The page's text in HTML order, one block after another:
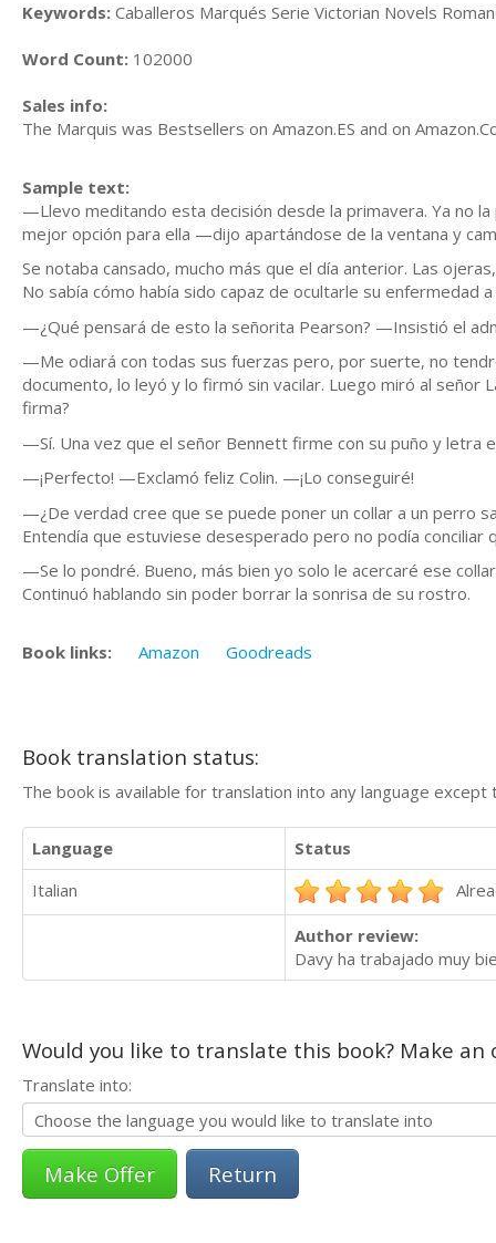
Keywords: Caballeros Marqués Serie Victorian Novels
Word Count: 102000
Sales info:
The Marquis was Bestsellers on Amazon.ES and on
Sample text:
—Llevo meditando esta decisión desde la primavera. Ya no
mejor opción para ella —dijo apartándose de la ventana y
Se notaba cansado, mucho más que el día anterior. Las
No sabía cómo había sido capaz de ocultarle su enfermedad
—¿Qué pensará de esto la señorita Pearson? —Insistió el
—Me odiará con todas sus fuerzas pero, por suerte, no
documento, lo leyó y lo firmó sin vacilar. Luego miró al
firma?
—Sí. Una vez que el señor Bennett firme con su puño y
—¡Perfecto! —Exclamó feliz Colin. —¡Lo conseguiré!
—¿De verdad cree que se puede poner un collar a un perro
Entendía que estuviese desesperado pero no podía
—Se lo pondré. Bueno, más bien yo solo le acercaré ese
Continuó hablando sin poder borrar la sonrisa de su rostro.
Book links: Amazon Goodreads
Book translation status:
The book is available for translation into any language
Language
Status
Italian
Author review:
Davy ha trabajado muy
Would you like to translate this book? Make
Translate into:
Return